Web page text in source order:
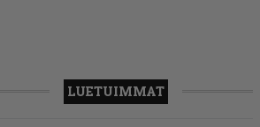
LUETUIMMAT